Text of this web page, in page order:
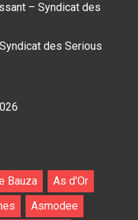
– Syndicat des
des Serious
Bauza
As d'Or
Asmodee